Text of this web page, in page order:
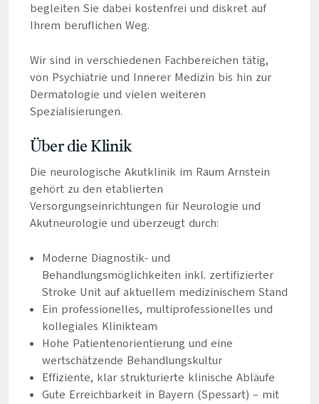
begleiten Sie dabei kostenfrei und diskret auf
Ihrem beruflichen Weg.
Wir sind in verschiedenen Fachbereichen tätig,
von Psychiatrie und Innerer Medizin bis hin zur
Dermatologie und vielen weiteren
Spezialisierungen.
Über die Klinik
Die neurologische Akutklinik im Raum Arnstein
gehört zu den etablierten
Versorgungseinrichtungen für Neurologie und
Akutneurologie und überzeugt durch:
Moderne Diagnostik- und
Behandlungsmöglichkeiten inkl. zertifizierter
Stroke Unit auf aktuellem medizinischem Stand
Ein professionelles, multiprofessionelles und
kollegiales Klinikteam
Hohe Patientenorientierung und eine
wertschätzende Behandlungskultur
Effiziente, klar strukturierte klinische Abläufe
Gute Erreichbarkeit in Bayern (Spessart) – mit